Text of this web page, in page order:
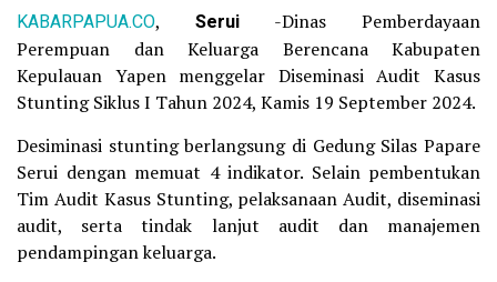
KABARPAPUA.CO, Serui -Dinas Pemberdayaan
Perempuan dan Keluarga Berencana Kabupaten
Kepulauan Yapen menggelar Diseminasi Audit Kasus
Stunting Siklus I Tahun 2024, Kamis 19 September 2024.
Desiminasi stunting berlangsung di Gedung Silas Papare
Serui dengan memuat 4 indikator. Selain pembentukan
Tim Audit Kasus Stunting, pelaksanaan Audit, diseminasi
audit, serta tindak lanjut audit dan manajemen
pendampingan keluarga.